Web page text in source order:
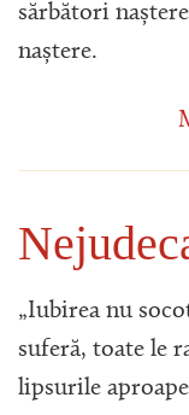
sărbători
naștere.
„Iubirea nu
suferă, toate le
lipsurile